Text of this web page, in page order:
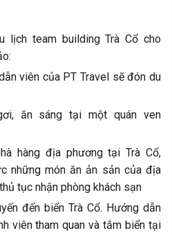
lịch team building Trà Cổ cho
viên của PT Travel sẽ đón du
ăn sáng tại một quán ven
hàng địa phương tại Trà Cổ,
những món ăn ản sản của địa
tục nhận phòng khách sạn
đến biển Trà Cổ. Hướng dẫn
viên tham quan và tắm biển tại